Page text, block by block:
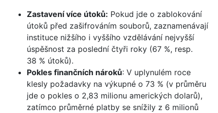
Zastavení více útoků: Pokud jde o zablokování
útoků před zašifrováním souborů, zaznamenávají
instituce nižšího i vyššího vzdělávání nejvyšší
úspěšnost za poslední čtyři roky (67 %, resp.
38 % útoků).
Pokles finančních nároků: V uplynulém roce
klesly požadavky na výkupné o 73 % (v průměru
jde o pokles o 2,83 milionu amerických dolarů),
zatímco průměrné platby se snížily z 6 milionů